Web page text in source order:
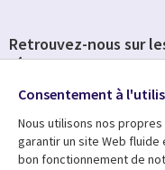
Retrouvez-nous sur
réseaux
Social
Media
FRANCE
Consentement à
Nous utilisons nos
garantir un site Web
bon fonctionnement de